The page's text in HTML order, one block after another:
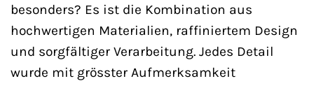
besonders? Es ist die Kombination aus
hochwertigen Materialien, raffiniertem Design
und sorgfältiger Verarbeitung. Jedes Detail
wurde mit grösster Aufmerksamkeit